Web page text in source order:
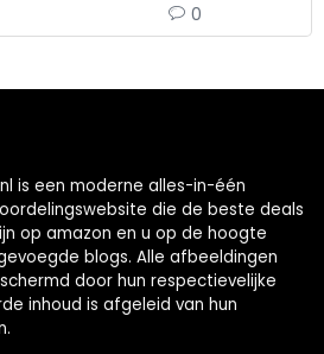
0
is een moderne alles-in-één
die de beste deals
op amazon en u op de hoogte
blogs. Alle afbeeldingen
door hun respectievelijke
inhoud is afgeleid van hun